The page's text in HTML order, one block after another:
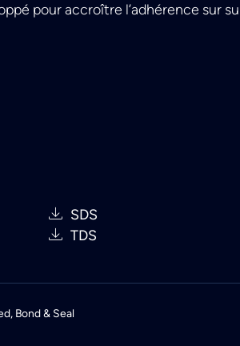
pour accroître l’adhérence sur
SDS
TDS
, Bond & Seal